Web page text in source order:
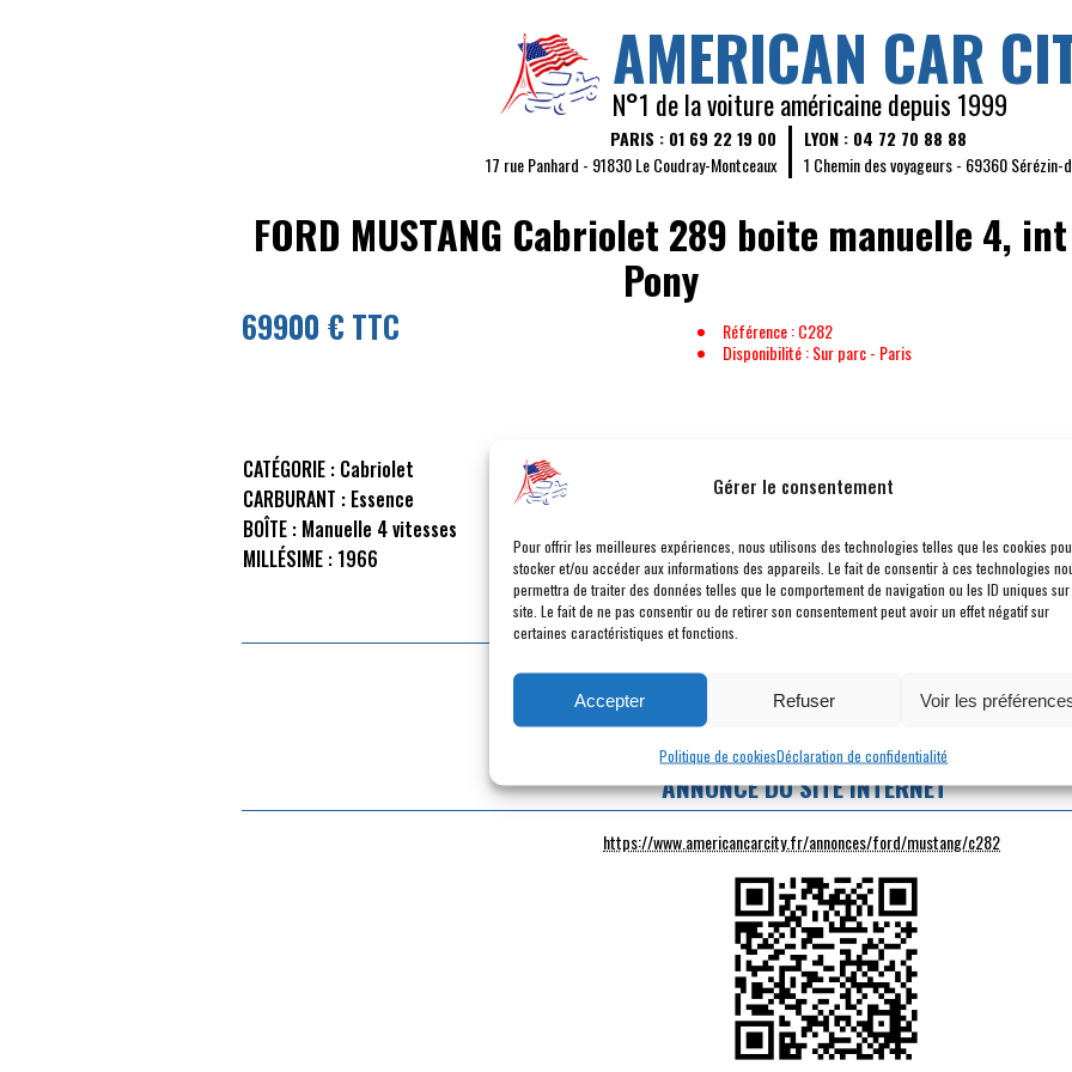
Gérer le consentement
Pour offrir les meilleures expériences, nous utilisons des technologies telles que les cookies
stocker et/ou accéder aux informations des appareils. Le fait de consentir à ces technologies
permettra de traiter des données telles que le comportement de navigation ou les ID uniques
site. Le fait de ne pas consentir ou de retirer son consentement peut avoir un effet négatif sur
certaines caractéristiques et fonctions.
Accepter Refuser Voir les
Politique de cookiesDéclaration de confidentialité
AMERICAN CAR
N°1 de la voiture américaine depuis 1999
PARIS : 01 69 22 19 00
17 rue Panhard - 91830 Le Coudray-Montceaux
LYON : 04 72 70 88 88
1 Chemin des voyageurs - 69360 Sérézin-
FORD MUSTANG Cabriolet 289 boite manuelle 4, int
Pony
69900 € TTC
Référence : C282
Disponibilité : Sur parc - Paris
CATÉGORIE : Cabriolet
CARBURANT : Essence
BOÎTE : Manuelle 4 vitesses
MILLÉSIME : 1966
BLEU
PUISSANCE DYN. :210 ch
POINTS FORTS
La configuration de Mustang la plus désirable.
Rare avec ses documents d'origine !
A venir découvrir au Showroom !
ANNONCE DU SITE INTERNET
https://www.americancarcity.fr/annonces/ford/mustang/c282